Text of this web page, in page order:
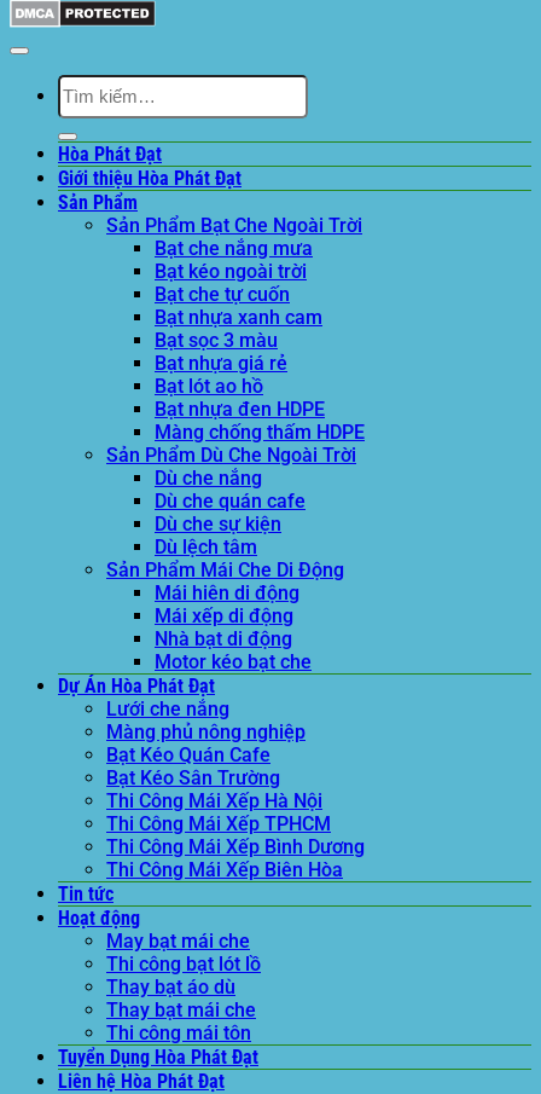
Tìm
kiếm:
Hòa Phát Đạt
Giới thiệu Hòa Phát Đạt
Sản Phẩm
Sản Phẩm Bạt Che Ngoài Trời
Bạt che nắng mưa
Bạt kéo ngoài trời
Bạt che tự cuốn
Bạt nhựa xanh cam
Bạt sọc 3 màu
Bạt nhựa giá rẻ
Bạt lót ao hồ
Bạt nhựa đen HDPE
Màng chống thấm HDPE
Sản Phẩm Dù Che Ngoài Trời
Dù che nắng
Dù che quán cafe
Dù che sự kiện
Dù lệch tâm
Sản Phẩm Mái Che Di Động
Mái hiên di động
Mái xếp di động
Nhà bạt di động
Motor kéo bạt che
Dự Án Hòa Phát Đạt
Lưới che nắng
Màng phủ nông nghiệp
Bạt Kéo Quán Cafe
Bạt Kéo Sân Trường
Thi Công Mái Xếp Hà Nội
Thi Công Mái Xếp TPHCM
Thi Công Mái Xếp Bình Dương
Thi Công Mái Xếp Biên Hòa
Tin tức
Hoạt động
May bạt mái che
Thi công bạt lót lồ
Thay bạt áo dù
Thay bạt mái che
Thi công mái tôn
Tuyển Dụng Hòa Phát Đạt
Liên hệ Hòa Phát Đạt